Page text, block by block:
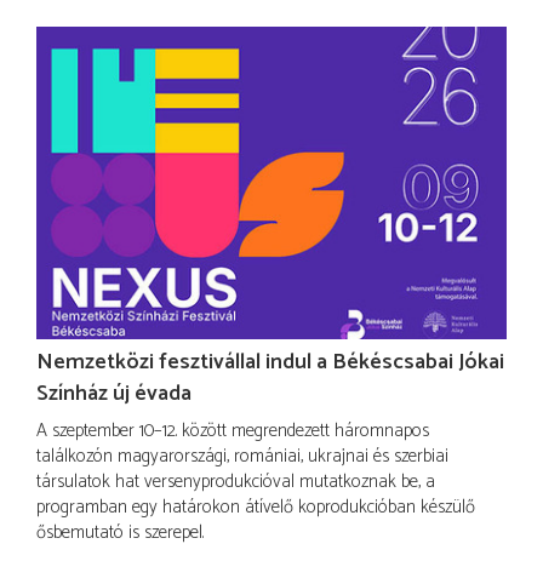
Nemzetközi fesztivállal indul a Békéscsabai Jókai
Színház új évada
A szeptember 10–12. között megrendezett háromnapos
találkozón magyarországi, romániai, ukrajnai és szerbiai
társulatok hat versenyprodukcióval mutatkoznak be, a
programban egy határokon átívelő koprodukcióban készülő
ősbemutató is szerepel.